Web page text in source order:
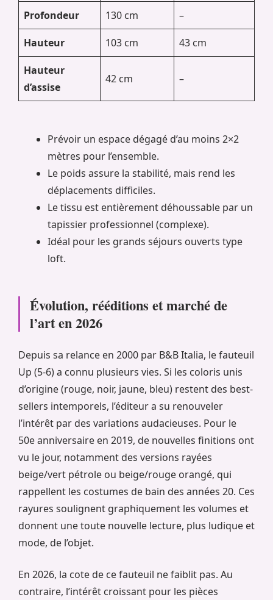
Profondeur 130 cm –
Hauteur 103 cm 43 cm
Hauteur
d’assise
42 cm –
Prévoir un espace dégagé d’au moins 2×2
mètres pour l’ensemble.
Le poids assure la stabilité, mais rend les
déplacements difficiles.
Le tissu est entièrement déhoussable par un
tapissier professionnel (complexe).
Idéal pour les grands séjours ouverts type
loft.
Évolution, rééditions et marché de
l’art en 2026
Depuis sa relance en 2000 par B&B Italia, le fauteuil
Up (5-6) a connu plusieurs vies. Si les coloris unis
d’origine (rouge, noir, jaune, bleu) restent des best-
sellers intemporels, l’éditeur a su renouveler
l’intérêt par des variations audacieuses. Pour le
50e anniversaire en 2019, de nouvelles finitions ont
vu le jour, notamment des versions rayées
beige/vert pétrole ou beige/rouge orangé, qui
rappellent les costumes de bain des années 20. Ces
rayures soulignent graphiquement les volumes et
donnent une toute nouvelle lecture, plus ludique et
mode, de l’objet.
En 2026, la cote de ce fauteuil ne faiblit pas. Au
contraire, l’intérêt croissant pour les pièces